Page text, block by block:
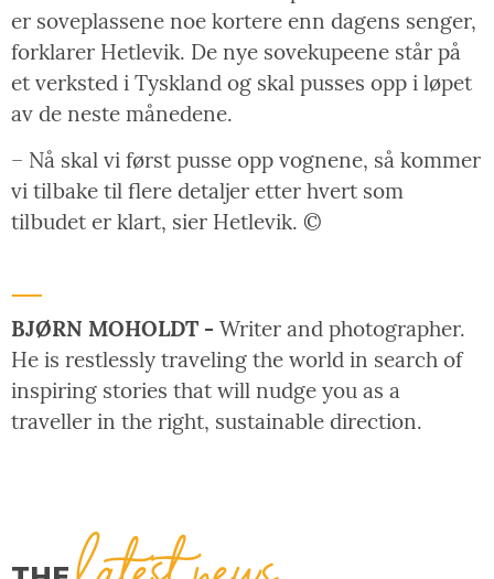
er soveplassene noe kortere enn dagens senger,
forklarer Hetlevik. De nye sovekupeene står på
et verksted i Tyskland og skal pusses opp i løpet
av de neste månedene.
– Nå skal vi først pusse opp vognene, så kommer
vi tilbake til flere detaljer etter hvert som
tilbudet er klart, sier Hetlevik. ©
BJØRN MOHOLDT - Writer and photographer.
He is restlessly traveling the world in search of
inspiring stories that will nudge you as a
traveller in the right, sustainable direction.